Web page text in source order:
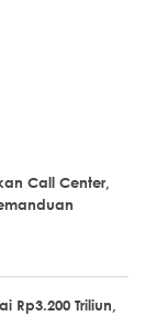
Call Center,
Triliun,